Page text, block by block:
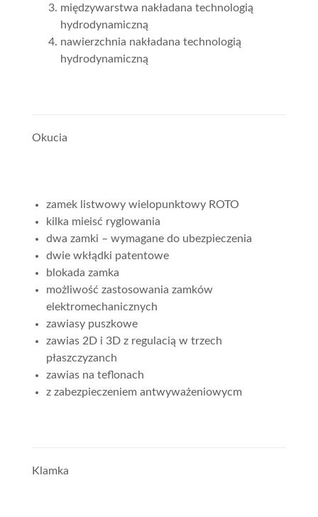
międzywarstwa nakładana technologią
hydrodynamiczną
nawierzchnia nakładana technologią
hydrodynamiczną
Okucia
zamek listwowy wielopunktowy ROTO
kilka mieisć ryglowania
dwa zamki – wymagane do ubezpieczenia
dwie wkłądki patentowe
blokada zamka
możliwość zastosowania zamków
elektromechanicznych
zawiasy puszkowe
zawias 2D i 3D z regulacią w trzech
płaszczyzanch
zawias na teflonach
z zabezpieczeniem antwyważeniowycm
Klamka